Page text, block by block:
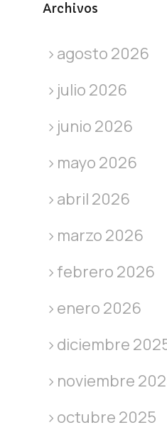
Archivos
agosto 2026
julio 2026
junio 2026
mayo 2026
abril 2026
marzo 2026
febrero 2026
enero 2026
diciembre
noviembre
octubre 2025